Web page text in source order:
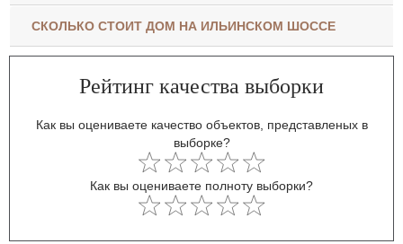
СКОЛЬКО СТОИТ ДОМ НА ИЛЬИНСКОМ ШОССЕ
Рейтинг качества выборки
Как вы оцениваете качество объектов, представленых в
выборке?
Как вы оцениваете полноту выборки?